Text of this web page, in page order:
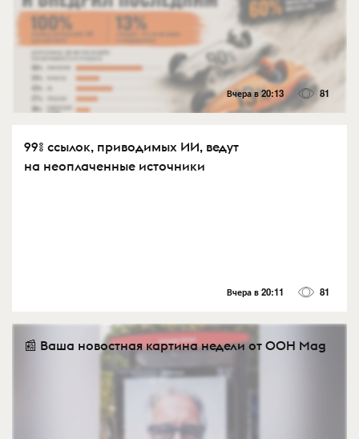
Вчера в 20:13 81
99% ссылок, приводимых ИИ, ведут
на неоплаченные источники
Вчера в 20:11 81
📰 Ваша новостная картина недели от OOH Mag